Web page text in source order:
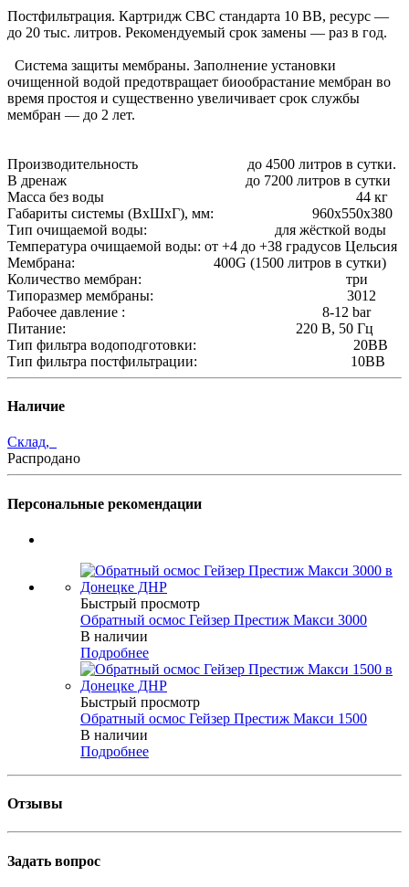
Постфильтрация. Картридж СВС стандарта 10 ВВ, ресурс —
до 20 тыс. литров. Рекомендуемый срок замены — раз в год.
Система защиты мембраны. Заполнение установки
очищенной водой предотвращает биообрастание мембран во
время простоя и существенно увеличивает срок службы
мембран — до 2 лет.
Производительность до 4500 литров в сутки.
В дренаж до 7200 литров в сутки
Масса без воды 44 кг
Габариты системы (ВхШхГ), мм: 960х550х380
Тип очищаемой воды: для жёсткой воды
Температура очищаемой воды: от +4 до +38 градусов Цельсия
Мембрана: 400G (1500 литров в сутки)
Количество мембран: три
Типоразмер мембраны: 3012
Рабочее давление : 8-12 bar
Питание: 220 В, 50 Гц
Тип фильтра водоподготовки: 20ВВ
Тип фильтра постфильтрации: 10ВВ
Наличие
Склад,
Распродано
Персональные рекомендации
Быстрый просмотр
Обратный осмос Гейзер Престиж Макси 3000
В наличии
Подробнее
Быстрый просмотр
Обратный осмос Гейзер Престиж Макси 1500
В наличии
Подробнее
Отзывы
Задать вопрос